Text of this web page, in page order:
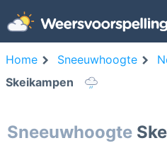
Home Sneeuwhoogte
Skeikampen
Sneeuwhoogte